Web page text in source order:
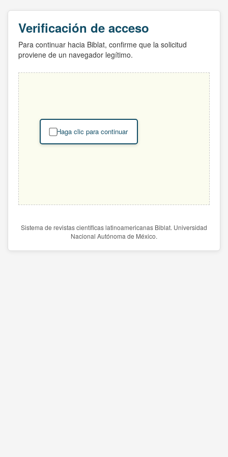
Verificación de acceso
Para continuar hacia Biblat, confirme que la solicitud
proviene de un navegador legítimo.
Haga clic para continuar
Sistema de revistas científicas latinoamericanas Biblat. Universidad
Nacional Autónoma de México.